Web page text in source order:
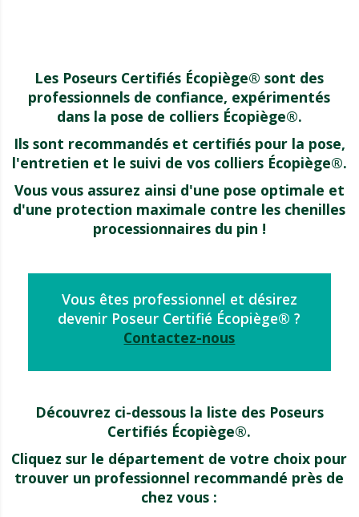
Les Poseurs Certifiés Écopiège® sont des
professionnels de confiance, expérimentés
dans la pose de colliers Écopiège®.
Ils sont recommandés et certifiés pour la pose,
l'entretien et le suivi de vos colliers Écopiège®.
Vous vous assurez ainsi d'une pose optimale et
d'une protection maximale contre les chenilles
processionnaires du pin !
Vous êtes professionnel et désirez
devenir Poseur Certifié Écopiège® ?
Contactez-nous
Découvrez ci-dessous la liste des Poseurs
Certifiés Écopiège®.
Cliquez sur le département de votre choix pour
trouver un professionnel recommandé près de
chez vous :